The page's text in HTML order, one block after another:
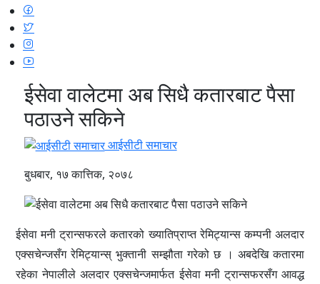
ईसेवा वालेटमा अब सिधै कतारबाट पैसा
पठाउने सकिने
आईसीटी समाचार
बुधबार, १७ कात्तिक, २०७८
ईसेवा मनी ट्रान्सफरले कतारको ख्यातिप्राप्त रेमिट्यान्स कम्पनी अलदार
एक्सचेन्जसँग रेमिट्यान्स् भुक्तानी सम्झौता गरेको छ । अबदेखि कतारमा
रहेका नेपालीले अलदार एक्सचेन्जमार्फत ईसेवा मनी ट्रान्सफरसँग आवद्ध